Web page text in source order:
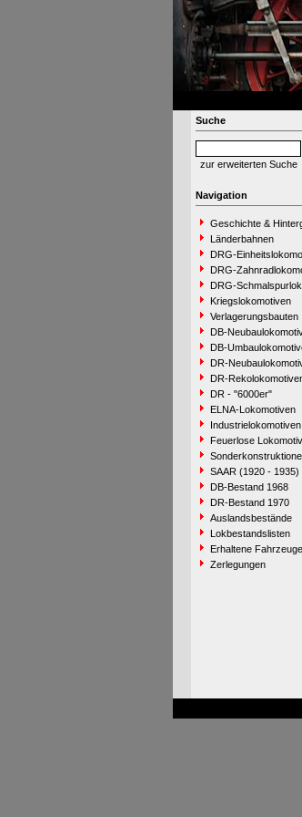
Suche
zur erweiterten Suche
Navigation
Geschichte &
Länderbahnen
DRG-
DRG-
DRG-Schmalspurlok.
Kriegslokomotiven
Verlagerungsbauten
DB-
DB-
DR-
DR-
DR - "6000er"
ELNA-Lokomotiven
Industrielokomotiven
Feuerlose
SAAR (1920 - 1935)
DB-Bestand 1968
DR-Bestand 1970
Auslandsbestände
Lokbestandslisten
Erhaltene Fahrzeuge
Zerlegungen